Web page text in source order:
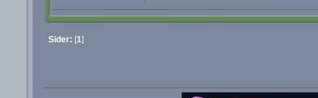
Sider: [1]